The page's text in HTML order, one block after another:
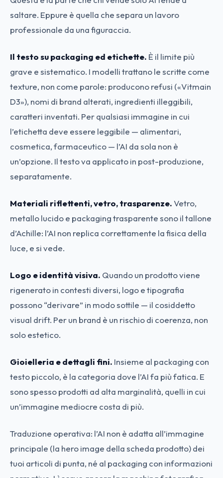
saltare. Eppure è quella che separa un lavoro
professionale da una figuraccia.
Il testo su packaging ed etichette. È il limite più
grave e sistematico. I modelli trattano le scritte come
texture, non come parole: producono refusi («Vitmain
D3»), nomi di brand alterati, ingredienti illeggibili,
caratteri inventati. Per qualsiasi immagine in cui
l’etichetta deve essere leggibile — alimentari,
cosmetica, farmaceutico — l’AI da sola non è
un’opzione. Il testo va applicato in post-produzione,
separatamente.
Materiali riflettenti, vetro, trasparenze.Vetro,
metallo lucido e packaging trasparente sono il tallone
d’Achille: l’AI non replica correttamente la fisica della
luce, e si vede.
Logo e identità visiva. Quando un prodotto viene
rigenerato in contesti diversi, logo e tipografia
possono “derivare” in modo sottile — il cosiddetto
visual drift. Per un brand è un rischio di coerenza, non
solo estetico.
Gioielleria e dettagli fini. Insieme al packaging con
testo piccolo, è la categoria dove l’AI fa più fatica. E
sono spesso prodotti ad alta marginalità, quelli in cui
un’immagine mediocre costa di più.
Traduzione operativa: l’AI non è adatta all’immagine
principale (la hero image della scheda prodotto) dei
tuoi articoli di punta, né al packaging con informazioni